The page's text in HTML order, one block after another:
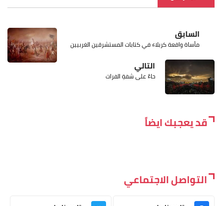
السابق
مأساة واقعة كربلاء في كتابات المستشرقين الغربيين
التالي
حاءٌ على شفةِ الفرات
قد يعجبك ايضاً
التواصل الاجتماعي